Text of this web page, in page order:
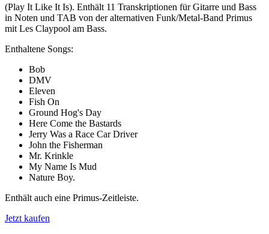
(Play It Like It Is). Enthält 11 Transkriptionen für Gitarre und Bass
in Noten und TAB von der alternativen Funk/Metal-Band Primus
mit Les Claypool am Bass.
Enthaltene Songs:
Bob
DMV
Eleven
Fish On
Ground Hog's Day
Here Come the Bastards
Jerry Was a Race Car Driver
John the Fisherman
Mr. Krinkle
My Name Is Mud
Nature Boy.
Enthält auch eine Primus-Zeitleiste.
Jetzt kaufen